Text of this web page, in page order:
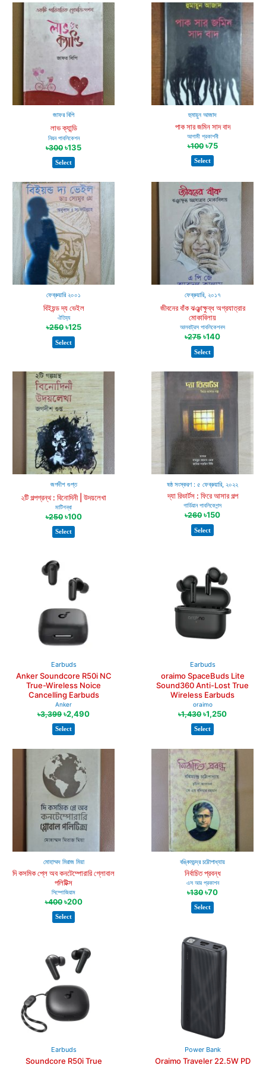
জাফর বিপি
লাভ ক্যান্ডি
নিয়ন পাবলিকেশন
৳300 ৳135
Select
হুমায়ুন আজাদ
পাক সার জমিন সাদ বাদ
আগামী প্রকাশনী
৳100 ৳75
Select
ফেব্রুয়ারি ২০০১
বিইয়ন্ড দ্য ভেইল
ঐতিহ্য
৳250 ৳125
Select
ফেব্রুয়ারি, ২০১৭
জীবনের বাঁক ঝঞ্ঝাক্ষুব্ধ অগ্রযাত্রার
মোকাবিলায়
আলবাট্রস পাবলিকেশনস
৳275 ৳140
Select
জগদীশ গুপ্ত
২টি গল্পগ্রন্থ : বিনোদিনী | উদয়লেখা
মাটিগন্ধা
৳250 ৳100
Select
ষষ্ঠ সংস্করণ : ৫ ফেব্রুয়ারি, ২০২২
দ্যা রিভার্টস : ফিরে আসার গল্প
গার্ডিয়ান পাবলিকেশন্স
৳260 ৳150
Select
Earbuds
Anker Soundcore R50i NC
True-Wireless Noice
Cancelling Earbuds
Anker
৳3,399 ৳2,490
Select
Earbuds
oraimo SpaceBuds Lite
Sound360 Anti-Lost True
Wireless Earbuds
oraimo
৳1,430 ৳1,250
Select
মোহাম্মদ মিরাজ মিয়া
দি কসমিক প্লে অব কনটেম্পোরারি গ্লোবাল
পলিটিক্স
সিম্পোজিয়াম
৳400 ৳200
Select
বঙ্কিমচন্দ্র চট্টোপাধ্যায়
নির্বাচিত প্রবন্ধ
এস আর প্রকাশন
৳130 ৳70
Select
Earbuds
Soundcore R50i True
Power Bank
Oraimo Traveler 22.5W PD